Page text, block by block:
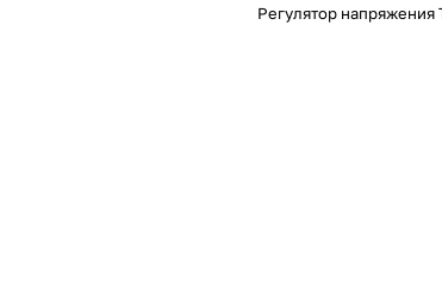
Регулятор напряжения